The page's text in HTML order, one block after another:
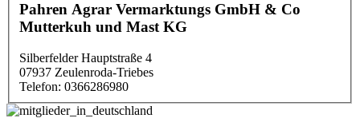
Pahren Agrar Vermarktungs GmbH & Co
Mutterkuh und Mast KG
Silberfelder Hauptstraße 4
07937 Zeulenroda-Triebes
Telefon: 0366286980